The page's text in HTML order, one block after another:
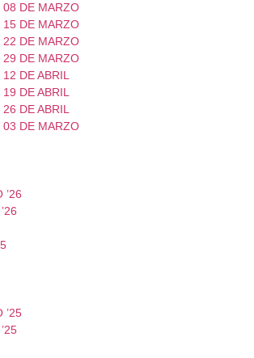
DE MARZO
DE MARZO
DE MARZO
DE MARZO
DE ABRIL
DE ABRIL
DE ABRIL
DE MARZO
’26
’25